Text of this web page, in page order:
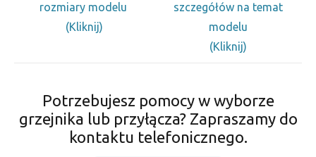
rozmiary modelu
(Kliknij)
szczegółów na temat
modelu
(Kliknij)
Potrzebujesz pomocy w wyborze
grzejnika lub przyłącza? Zapraszamy do
kontaktu telefonicznego.